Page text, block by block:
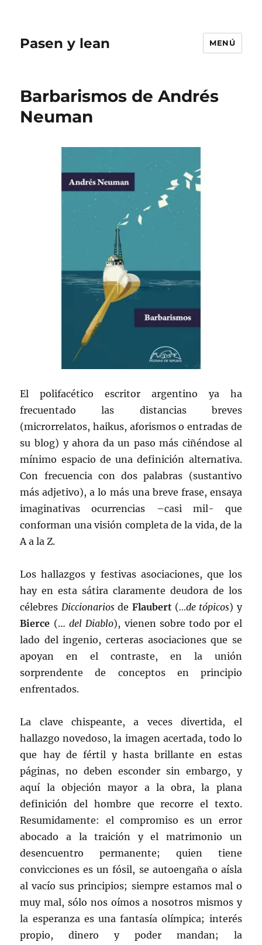
Pasen y lean MENÚ
Barbarismos de Andrés
Neuman
El polifacético escritor argentino ya ha
frecuentado las distancias breves
(microrrelatos, haikus, aforismos o entradas de
su blog) y ahora da un paso más ciñéndose al
mínimo espacio de una definición alternativa.
Con frecuencia con dos palabras (sustantivo
más adjetivo), a lo más una breve frase, ensaya
imaginativas ocurrencias –casi mil- que
conforman una visión completa de la vida, de la
A a la Z.
Los hallazgos y festivas asociaciones, que los
hay en esta sátira claramente deudora de los
célebres Diccionariosde Flaubert(…de tópicos) y
Bierce (… del Diablo), vienen sobre todo por el
lado del ingenio, certeras asociaciones que se
apoyan en el contraste, en la unión
sorprendente de conceptos en principio
enfrentados.
La clave chispeante, a veces divertida, el
hallazgo novedoso, la imagen acertada, todo lo
que hay de fértil y hasta brillante en estas
páginas, no deben esconder sin embargo, y
aquí la objeción mayor a la obra, la plana
definición del hombre que recorre el texto.
Resumidamente: el compromiso es un error
abocado a la traición y el matrimonio un
desencuentro permanente; quien tiene
convicciones es un fósil, se autoengaña o aísla
al vacío sus principios; siempre estamos mal o
muy mal, sólo nos oímos a nosotros mismos y
la esperanza es una fantasía olímpica; interés
propio, dinero y poder mandan; la